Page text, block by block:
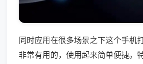
同时应用在很多场景之下这个手机
非常有用的，使用起来简单便捷。